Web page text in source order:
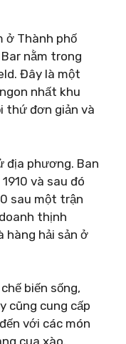
ở Thành phố
nằm trong
Đây là một
nhất khu
thứ đơn giản và
địa phương. Ban
và sau đó
sau một trận
thịnh
hàng hải sản ở
biến sống,
cũng cung cấp
với các món
cua xào.